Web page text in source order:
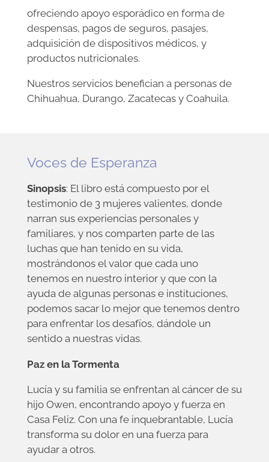
ofreciendo apoyo esporádico en forma de
despensas, pagos de seguros, pasajes,
adquisición de dispositivos médicos, y
productos nutricionales.
Nuestros servicios benefician a personas de
Chihuahua, Durango, Zacatecas y Coahuila.
Voces de Esperanza
Sinopsis: El libro está compuesto por el
testimonio de 3 mujeres valientes, donde
narran sus experiencias personales y
familiares, y nos comparten parte de las
luchas que han tenido en su vida,
mostrándonos el valor que cada uno
tenemos en nuestro interior y que con la
ayuda de algunas personas e instituciones,
podemos sacar lo mejor que tenemos dentro
para enfrentar los desafíos, dándole un
sentido a nuestras vidas.
Paz en la Tormenta
Lucía y su familia se enfrentan al cáncer de su
hijo Owen, encontrando apoyo y fuerza en
Casa Feliz. Con una fe inquebrantable, Lucía
transforma su dolor en una fuerza para
ayudar a otros.